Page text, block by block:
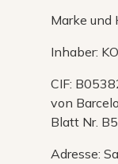
Marke und
Inhaber:
CIF:
von
Blatt Nr.
Adresse: